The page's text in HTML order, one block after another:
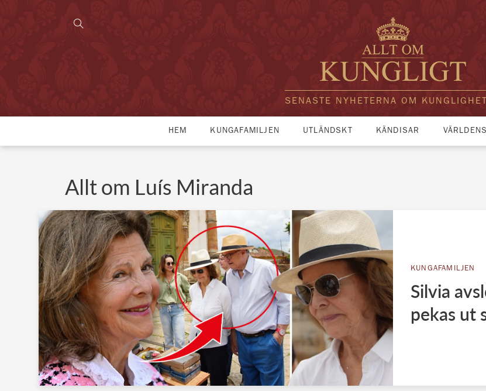
SENASTE NYHETERNA OM
HEM KUNGAFAMILJEN UTLÄNDSKT KÄNDISAR
Allt om Luís Miranda
KUNGAFAMILJEN
Silvia
pekas ut